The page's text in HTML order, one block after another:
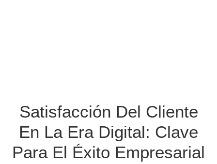
Satisfacción Del Cliente
En La Era Digital: Clave
Para El Éxito Empresarial